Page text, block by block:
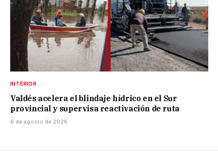
INTERIOR
Valdés acelera el blindaje hídrico en el Sur
provincial y supervisa reactivación de ruta
6 de agosto de 2026